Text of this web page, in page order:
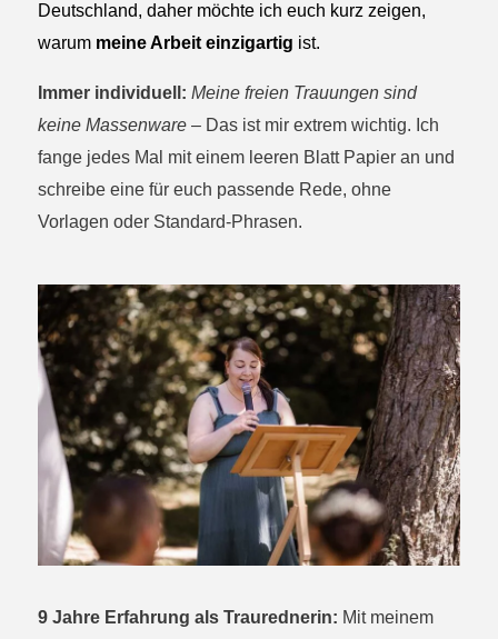
Deutschland, daher möchte ich euch kurz zeigen,
warum meine Arbeit einzigartig ist.
Immer individuell: Meine freien Trauungen sind
keine Massenware – Das ist mir extrem wichtig. Ich
fange jedes Mal mit einem leeren Blatt Papier an und
schreibe eine für euch passende Rede, ohne
Vorlagen oder Standard-Phrasen.
9 Jahre Erfahrung als Traurednerin: Mit meinem